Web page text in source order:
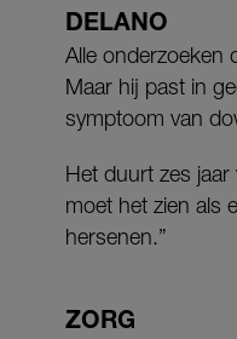
DELANO
Alle onderzoeken
Maar hij past in
symptoom van
Het duurt zes
moet het zien als
hersenen.”
ZORG